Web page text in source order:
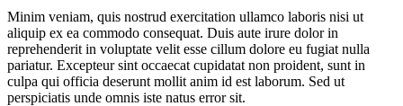
Minim veniam, quis nostrud exercitation ullamco laboris nisi ut
aliquip ex ea commodo consequat. Duis aute irure dolor in
reprehenderit in voluptate velit esse cillum dolore eu fugiat nulla
pariatur. Excepteur sint occaecat cupidatat non proident, sunt in
culpa qui officia deserunt mollit anim id est laborum. Sed ut
perspiciatis unde omnis iste natus error sit.